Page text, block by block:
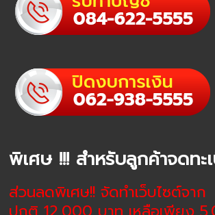
พิเศษ !!! สำหรับลูกค้าจดทะ
ส่วนลดพิเศษ!! จัดทำเว็บไซต์จาก